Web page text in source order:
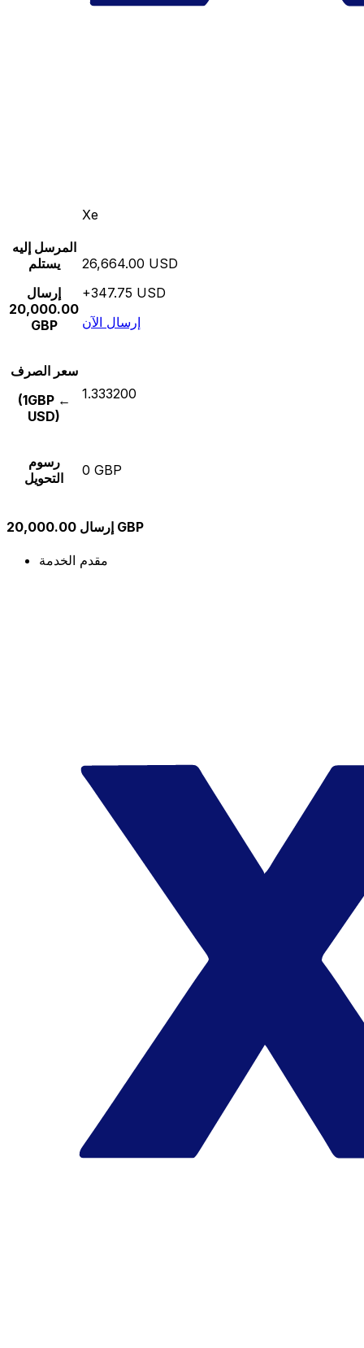
Xe
المرسل إليه
يستلم
إرسال
20,000.00
GBP
26,664.00 USD
+347.75 USD
إرسال الآن
سعر الصرف
(1GBP ←
USD)
1.333200
رسوم
التحويل
0 GBP
إرسال 20,000.00 GBP
مقدم الخدمة